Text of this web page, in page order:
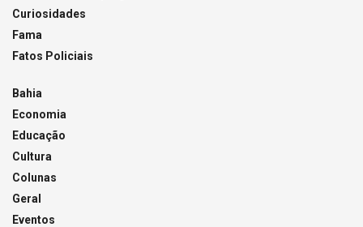
Curiosidades
Fama
Fatos Policiais
Bahia
Economia
Educação
Cultura
Colunas
Geral
Eventos